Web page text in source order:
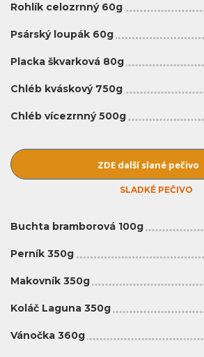
Rohlík celozrnný 60g
Psárský loupák 60g
Placka škvarková 80g
Chléb kváskový 750g
Chléb vícezrnný 500g
ZDE další slané pečivo
SLADKÉ PEČIVO
Buchta bramborová 100g
Perník 350g
Makovník 350g
Koláč Laguna 350g
Vánočka 360g